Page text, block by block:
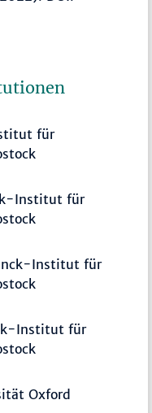
für
Institut für
Institut für
Institut für
Oxford